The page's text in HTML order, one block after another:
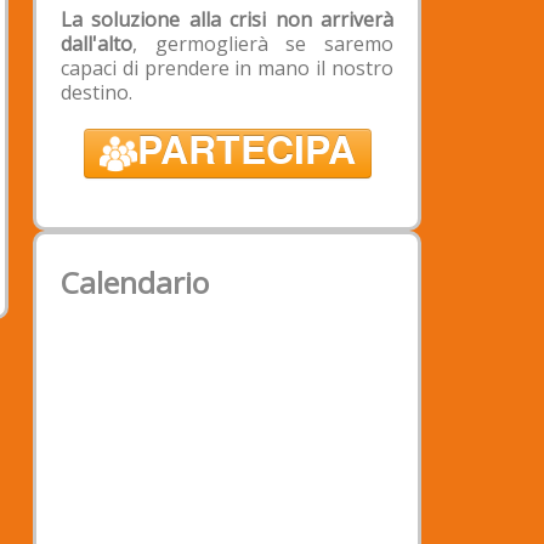
Intestazione: Associazione
Padova2020
Banca: Banca Popolare Etica -
050188529290
BIC/SWIFT: CCRTIT2TXXX;
La soluzione alla crisi non arriverà
dall'alto, germoglierà se saremo
capaci di prendere in mano il nostro
destino.
PARTECIPA
Calendario